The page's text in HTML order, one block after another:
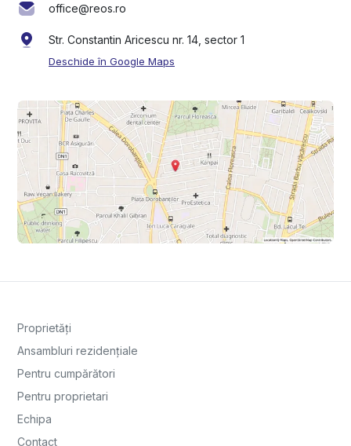
office@reos.ro
Str. Constantin Aricescu nr. 14, sector 1
Deschide în Google Maps
Proprietăți
Ansambluri rezidențiale
Pentru cumpărători
Pentru proprietari
Echipa
Contact